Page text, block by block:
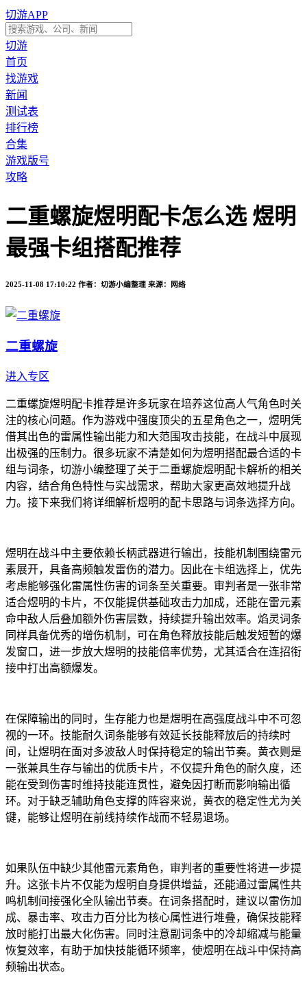
切游APP
切游
首页
找游戏
新闻
测试表
排行榜
合集
游戏版号
攻略
二重螺旋煜明配卡怎么选 煜明
最强卡组搭配推荐
2025-11-08 17:10:22 作者：切游小编整理 来源：网络
二重螺旋
进入专区
二重螺旋煜明配卡推荐是许多玩家在培养这位高人气角色时关
注的核心问题。作为游戏中强度顶尖的五星角色之一，煜明凭
借其出色的雷属性输出能力和大范围攻击技能，在战斗中展现
出极强的压制力。很多玩家不清楚如何为煜明搭配最合适的卡
组与词条，切游小编整理了关于二重螺旋煜明配卡解析的相关
内容，结合角色特性与实战需求，帮助大家更高效地提升战
力。接下来我们将详细解析煜明的配卡思路与词条选择方向。
煜明在战斗中主要依赖长柄武器进行输出，技能机制围绕雷元
素展开，具备高频触发雷伤的潜力。因此在卡组选择上，优先
考虑能够强化雷属性伤害的词条至关重要。审判者是一张非常
适合煜明的卡片，不仅能提供基础攻击力加成，还能在雷元素
命中敌人后叠加额外伤害层数，持续提升输出效率。焰灵词条
同样具备优秀的增伤机制，可在角色释放技能后触发短暂的爆
发窗口，进一步放大煜明的技能倍率优势，尤其适合在连招衔
接中打出高额爆发。
在保障输出的同时，生存能力也是煜明在高强度战斗中不可忽
视的一环。技能耐久词条能够有效延长技能释放后的持续时
间，让煜明在面对多波敌人时保持稳定的输出节奏。黄衣则是
一张兼具生存与输出的优质卡片，不仅提升角色的耐久度，还
能在受到伤害时维持技能连贯性，避免因打断而影响输出循
环。对于缺乏辅助角色支撑的阵容来说，黄衣的稳定性尤为关
键，能够让煜明在前线持续作战而不轻易退场。
如果队伍中缺少其他雷元素角色，审判者的重要性将进一步提
升。这张卡片不仅能为煜明自身提供增益，还能通过雷属性共
鸣机制间接强化全队输出节奏。在词条搭配时，建议以雷伤加
成、暴击率、攻击力百分比为核心属性进行堆叠，确保技能释
放时能打出最大化伤害。同时注意副词条中的冷却缩减与能量
恢复效率，有助于加快技能循环频率，使煜明在战斗中保持高
频输出状态。